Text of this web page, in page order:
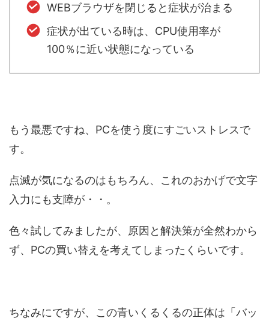
WEBブラウザを閉じると症状が治まる
症状が出ている時は、CPU使用率が
100％に近い状態になっている
もう最悪ですね、PCを使う度にすごいストレスで
す。
点滅が気になるのはもちろん、これのおかげで文字
入力にも支障が・・。
色々試してみましたが、原因と解決策が全然わから
ず、PCの買い替えを考えてしまったくらいです。
ちなみにですが、この青いくるくるの正体は「バッ